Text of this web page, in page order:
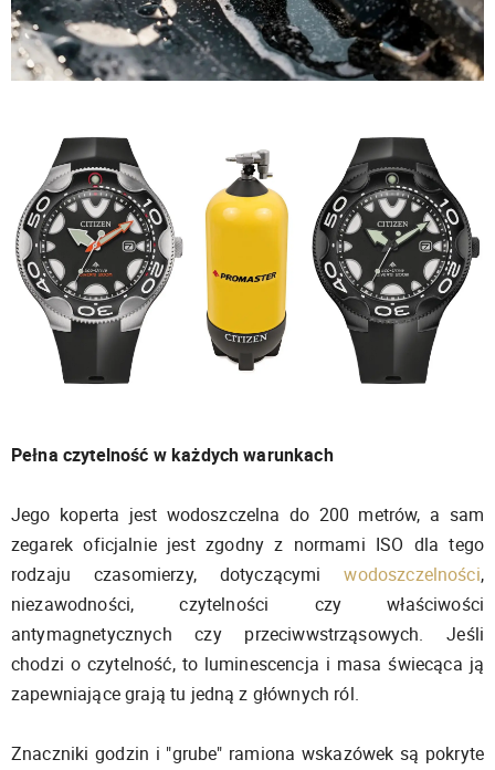
Pełna czytelność w każdych warunkach
Jego koperta jest wodoszczelna do 200 metrów, a sam
zegarek oficjalnie jest zgodny z normami ISO dla tego
rodzaju czasomierzy, dotyczącymiwodoszczelności,
niezawodności, czytelności czy właściwości
antymagnetycznych czy przeciwwstrząsowych. Jeśli
chodzi o czytelność, to luminescencja i masa świecąca ją
zapewniające grają tu jedną z głównych ról.
Znaczniki godzin i "grube" ramiona wskazówek są pokryte